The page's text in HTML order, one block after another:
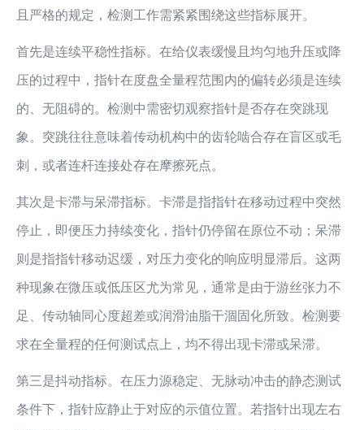
且严格的规定，检测工作需紧紧围绕这些指标展开。
首先是连续平稳性指标。在给仪表缓慢且均匀地升压或降
压的过程中，指针在度盘全量程范围内的偏转必须是连续
的、无阻碍的。检测中需密切观察指针是否存在突跳现
象。突跳往往意味着传动机构中的齿轮啮合存在盲区或毛
刺，或者连杆连接处存在摩擦死点。
其次是卡滞与呆滞指标。卡滞是指指针在移动过程中突然
停止，即便压力持续变化，指针仍停留在原位不动；呆滞
则是指指针移动迟缓，对压力变化的响应明显滞后。这两
种现象在微压或低压区尤为常见，通常是由于游丝张力不
足、传动轴同心度超差或润滑油脂干涸固化所致。检测要
求在全量程的任何测试点上，均不得出现卡滞或呆滞。
第三是抖动指标。在压力源稳定、无脉动冲击的静态测试
条件下，指针应静止于对应的示值位置。若指针出现左右